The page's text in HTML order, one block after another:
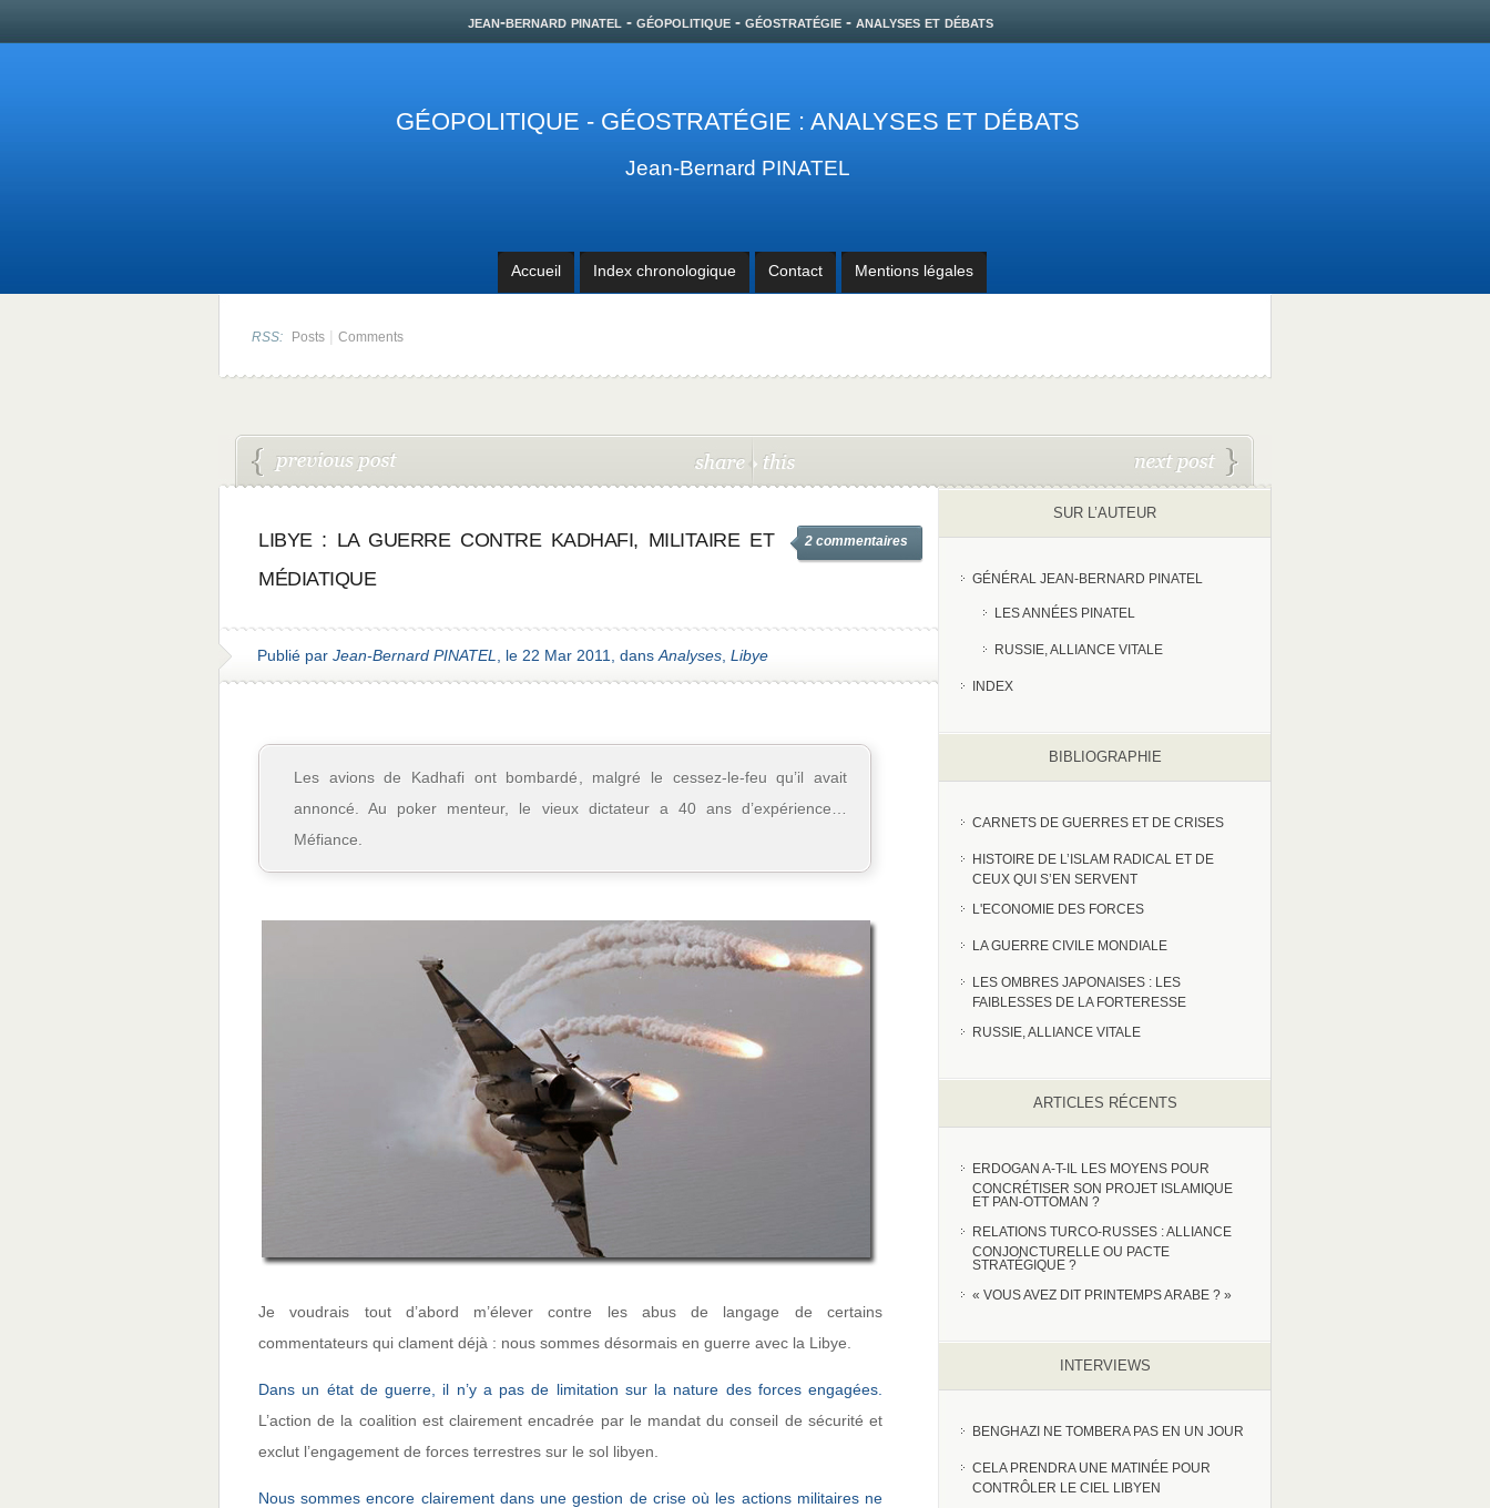
jean-bernard pinatel - géopolitique - géostratégie - analyses et débats
GÉOPOLITIQUE - GÉOSTRATÉGIE : ANALYSES ET DÉBATS
Jean-Bernard PINATEL
Accueil Index chronologique Contact Mentions légales
RSS: Posts | Comments
LIBYE : LA GUERRE CONTRE KADHAFI, MILITAIRE ET
MÉDIATIQUE
2 commentaires
Publié par Jean-Bernard PINATEL , le 22 Mar 2011, dans Analyses Libye
Les avions de Kadhafi ont bombardé, malgré le cessez-le-feu qu’il avait
annoncé. Au poker menteur, le vieux dictateur a 40 ans d’expérience…
Méfiance.
Je voudrais tout d’abord m’élever contre les abus de langage de certains
commentateurs qui clament déjà : nous sommes désormais en guerre avec la Libye.
Dans un état de guerre, il n’y a pas de limitation sur la nature des forces engagées.
L’action de la coalition est clairement encadrée par le mandat du conseil de sécurité et
exclut l’engagement de forces terrestres sur le sol libyen.
Nous sommes encore clairement dans une gestion de crise où les actions militaires ne
SUR L’AUTEUR
GÉNÉRAL JEAN-BERNARD PINATEL
LES ANNÉES PINATEL
RUSSIE, ALLIANCE VITALE
INDEX
BIBLIOGRAPHIE
CARNETS DE GUERRES ET DE CRISES
HISTOIRE DE L’ISLAM RADICAL ET DE
CEUX QUI S’EN SERVENT
L'ECONOMIE DES FORCES
LA GUERRE CIVILE MONDIALE
LES OMBRES JAPONAISES : LES
FAIBLESSES DE LA FORTERESSE
RUSSIE, ALLIANCE VITALE
ARTICLES RÉCENTS
ERDOGAN A-T-IL LES MOYENS POUR
CONCRÉTISER SON PROJET ISLAMIQUE
ET PAN-OTTOMAN ?
RELATIONS TURCO-RUSSES : ALLIANCE
CONJONCTURELLE OU PACTE
STRATÉGIQUE ?
« VOUS AVEZ DIT PRINTEMPS ARABE ? »
INTERVIEWS
BENGHAZI NE TOMBERA PAS EN UN JOUR
CELA PRENDRA UNE MATINÉE POUR
CONTRÔLER LE CIEL LIBYEN